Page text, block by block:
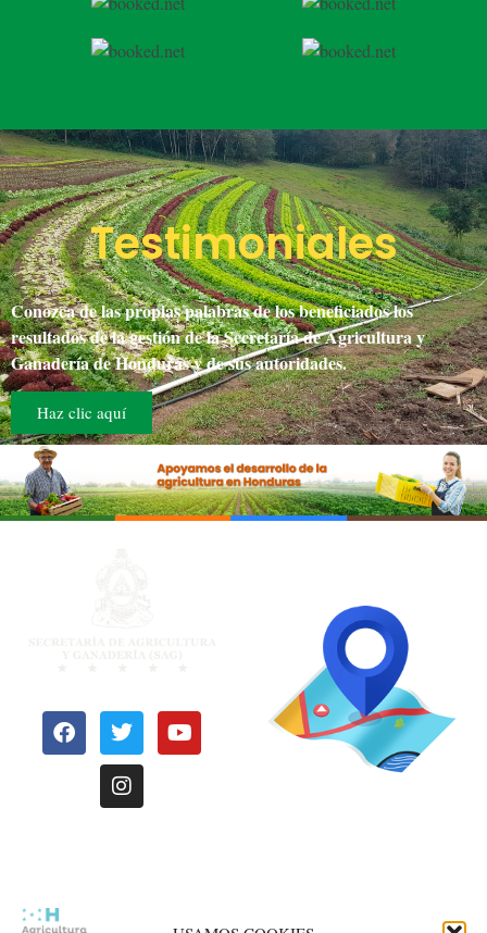
Testimoniales
Conozca de las propias palabras de los beneficiados los
resultados de la gestión de la Secretaría de Agricultura y
Ganadería de Honduras y de sus autoridades.
Haz clic aquí
estrategicamente a nivel nacional para atenderle de una manera más